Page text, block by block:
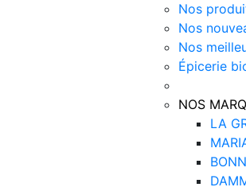
Nos
Nos
Nos
Épicerie
NOS
LA